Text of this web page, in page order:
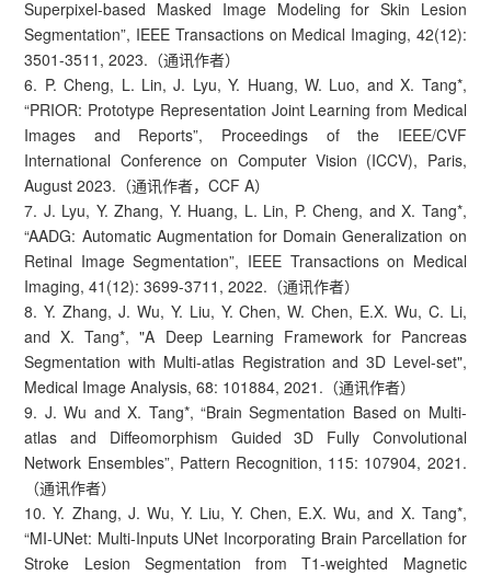
Superpixel-based Masked Image Modeling for Skin Lesion
Segmentation”, IEEE Transactions on Medical Imaging, 42(12):
3501-3511, 2023.（通讯作者）
6. P. Cheng, L. Lin, J. Lyu, Y. Huang, W. Luo, and X. Tang*,
“PRIOR: Prototype Representation Joint Learning from Medical
Images and Reports”, Proceedings of the IEEE/CVF
International Conference on Computer Vision (ICCV), Paris,
August 2023.（通讯作者，CCF A）
7. J. Lyu, Y. Zhang, Y. Huang, L. Lin, P. Cheng, and X. Tang*,
“AADG: Automatic Augmentation for Domain Generalization on
Retinal Image Segmentation”, IEEE Transactions on Medical
Imaging, 41(12): 3699-3711, 2022.（通讯作者）
8. Y. Zhang, J. Wu, Y. Liu, Y. Chen, W. Chen, E.X. Wu, C. Li,
and X. Tang*, "A Deep Learning Framework for Pancreas
Segmentation with Multi-atlas Registration and 3D Level-set",
Medical Image Analysis, 68: 101884, 2021.（通讯作者）
9. J. Wu and X. Tang*, “Brain Segmentation Based on Multi-
atlas and Diffeomorphism Guided 3D Fully Convolutional
Network Ensembles”, Pattern Recognition, 115: 107904, 2021.
（通讯作者）
10. Y. Zhang, J. Wu, Y. Liu, Y. Chen, E.X. Wu, and X. Tang*,
“MI-UNet: Multi-Inputs UNet Incorporating Brain Parcellation for
Stroke Lesion Segmentation from T1-weighted Magnetic